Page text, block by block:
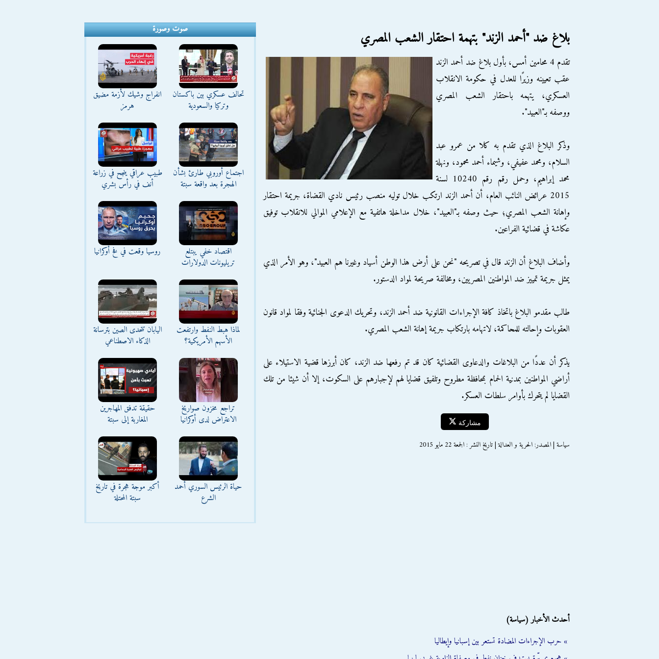
بلاغ ضد "أحمد الزند" بتهمة احتقار الشعب المصري
تقدم 4 محامين أمس، بأول بلاغ ضد أحمد الزند
عقب تعيينه وزيرًا للعدل في حكومة الانقلاب
العسكري، يتهمه باحتقار الشعب المصري
ووصفه بـ"العبيد".
وذكر البلاغ الذي تقدم به كلا من عمرو عبد
السلام، ومحمد عفيفي، وشيماء أحمد محمود، ونهلة
محمد إبراهيم، وحمل رقم رقم 10240 لسنة
2015 عرائض النائب العام، أن أحمد الزند ارتكب خلال توليه منصب رئيس نادي القضاة، جريمة احتقار
وإهانة الشعب المصري؛ حيث وصفه بـ"العبيد"، خلال مداخلة هاتفية مع الإعلامي الموالي للانقلاب توفيق
عكاشة في قضائية الفراعين.
وأضاف البلاغ أن الزند قال في تصريحه "نحن على أرض هذا الوطن أسياد وغيرنا هم العبيد"، وهو الأمر الذي
يمثل جريمة تمييز ضد المواطنين المصريين، ومخالفة صريحة لمواد الدستور.
طالب مقدمو البلاغ باتخاذ كافة الإجراءات القانونية ضد أحمد الزند، وتحريك الدعوى الجنائية وفقا لمواد قانون
العقوبات وإحالته للمحاكمة، لاتهامه بارتكاب جريمة إهانة الشعب المصري.
يذكر أن عددًا من البلاغات والدعاوى القضائية كان قد تم رفعها ضد الزند، كان أبرزها قضية الاستيلاء على
أراضي المواطنين بمدنية الحمام بمحافظة مطروح وتلفيق قضايا لهم لإجبارهم على السكوت، إلا أن شيئا من تلك
القضايا لم يتحرك بأوامر سلطات العسكر.
مشاركة
سياسة | المصدر: الحرية و العدالة | تاريخ النشر : الجمعة 22 مايو 2015
أحدث الأخبار (سياسة)
» حرب الإجراءات المضادة تستعر بين إسبانيا وإيطاليا
صوت وصورة
تحالف عسكري بين باكستان
وتركيا والسعودية
انفراج وشيك لأزمة مضيق
هرمز
اجتماع أوروبي طارئ بشأن
الهجرة بعد واقعة سبتة
طبيب عراقي ينجح في زراعة
أنف في رأس بشري
اقتصاد خفي يبتلع
تريليونات الدولارات
روسيا وقعت في فخ أوكرانيا
لماذا هبط النفط وارتفعت
الأسهم الأمريكية؟
اليابان تتحدى الصين بترسانة
الذكاء الاصطناعي
تراجع مخزون صواريخ
الاعتراض لدى أوكرانيا
حقيقة تدفق المهاجرين
المغاربة إلى سبتة
حياة الرئيس السوري أحمد
الشرع
أكبر موجة هجرة في تاريخ
سبتة المحتلة